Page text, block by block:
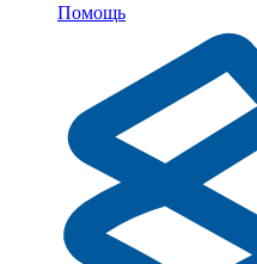
Помощь